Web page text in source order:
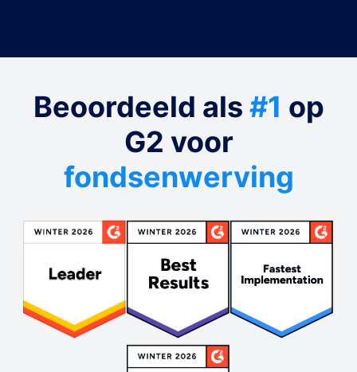
Beoordeeld als #1 op
G2 voor
fondsenwerving